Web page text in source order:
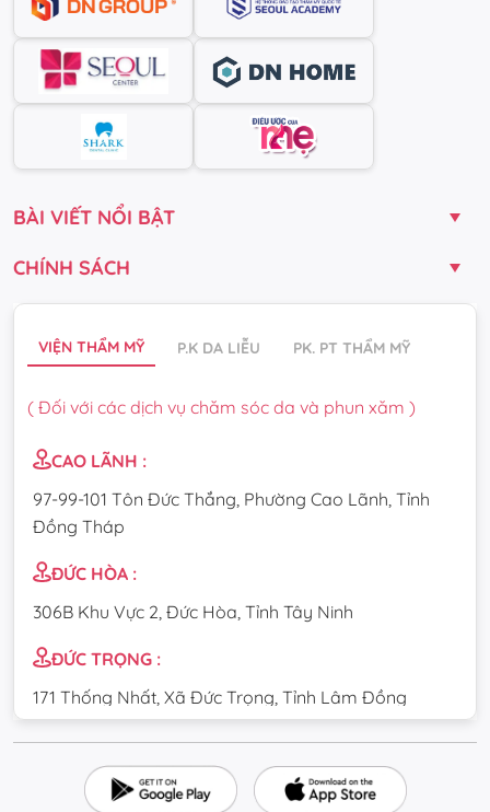
BÀI VIẾT NỔI BẬT
CHÍNH SÁCH
VIỆN THẨM MỸ P.K DA LIỄU PK. PT THẨM MỸ
( Đối với các dịch vụ chăm sóc da và phun xăm )
CAO LÃNH :
97-99-101 Tôn Đức Thắng, Phường Cao Lãnh, Tỉnh
Đồng Tháp
ĐỨC HÒA :
306B Khu Vực 2, Đức Hòa, Tỉnh Tây Ninh
ĐỨC TRỌNG :
171 Thống Nhất, Xã Đức Trọng, Tỉnh Lâm Đồng
CẦU GIẤY :
84 Dịch Vọng Hậu, Phường Cầu Giấy, Thành phố Hà